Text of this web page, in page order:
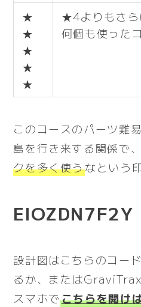
★
★
★
★
★
★4よりもさら
何個も使った
このコースのパーツ
島を行き来する関係で
クを多く使うなという
EIOZDN7F2Y
設計図はこちらのコー
るか、または
スマホでこちらを開け